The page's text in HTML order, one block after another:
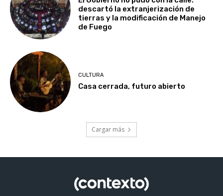
descartó la extranjerización de
tierras y la modificación de Manejo
de Fuego
CULTURA
Casa cerrada, futuro abierto
Cargar más